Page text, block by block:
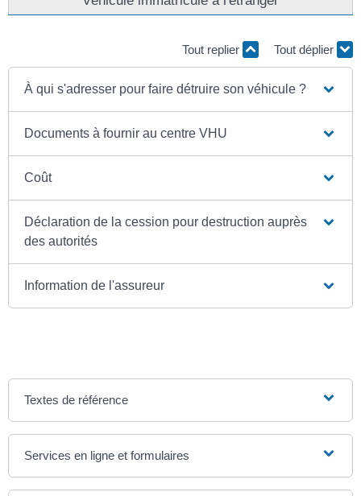
Tout replier Tout déplier
À qui s'adresser pour faire détruire son véhicule ?
Documents à fournir au centre VHU
Coût
Déclaration de la cession pour destruction auprès
des autorités
Information de l'assureur
Textes de référence
Services en ligne et formulaires